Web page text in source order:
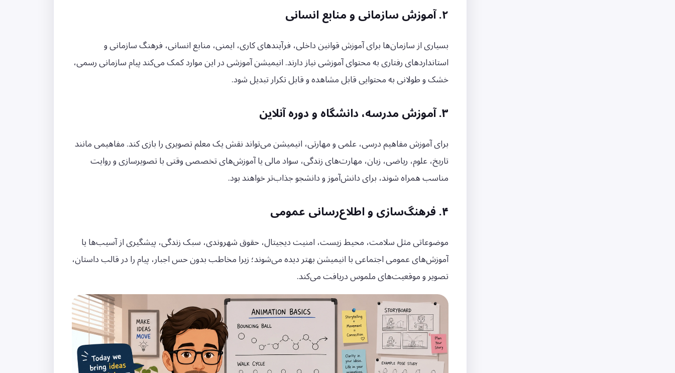
۲. آموزش سازمانی و منابع انسانی
بسیاری از سازمان‌ها برای آموزش قوانین داخلی، فرآیندهای کاری، ایمنی، منابع انسانی، فرهنگ سازمانی و
استانداردهای رفتاری به محتوای آموزشی نیاز دارند. انیمیشن آموزشی در این موارد کمک می‌کند پیام سازمانی رسمی،
خشک و طولانی به محتوایی قابل مشاهده و قابل تکرار تبدیل شود.
۳. آموزش مدرسه، دانشگاه و دوره آنلاین
برای آموزش مفاهیم درسی، علمی و مهارتی، انیمیشن می‌تواند نقش یک معلم تصویری را بازی کند. مفاهیمی مانند
تاریخ، علوم، ریاضی، زبان، مهارت‌های زندگی، سواد مالی یا آموزش‌های تخصصی وقتی با تصویرسازی و روایت
مناسب همراه شوند، برای دانش‌آموز و دانشجو جذاب‌تر خواهند بود.
۴. فرهنگ‌سازی و اطلاع‌رسانی عمومی
موضوعاتی مثل سلامت، محیط زیست، امنیت دیجیتال، حقوق شهروندی، سبک زندگی، پیشگیری از آسیب‌ها یا
آموزش‌های عمومی اجتماعی با انیمیشن بهتر دیده می‌شوند؛ زیرا مخاطب بدون حس اجبار، پیام را در قالب داستان،
تصویر و موقعیت‌های ملموس دریافت می‌کند.